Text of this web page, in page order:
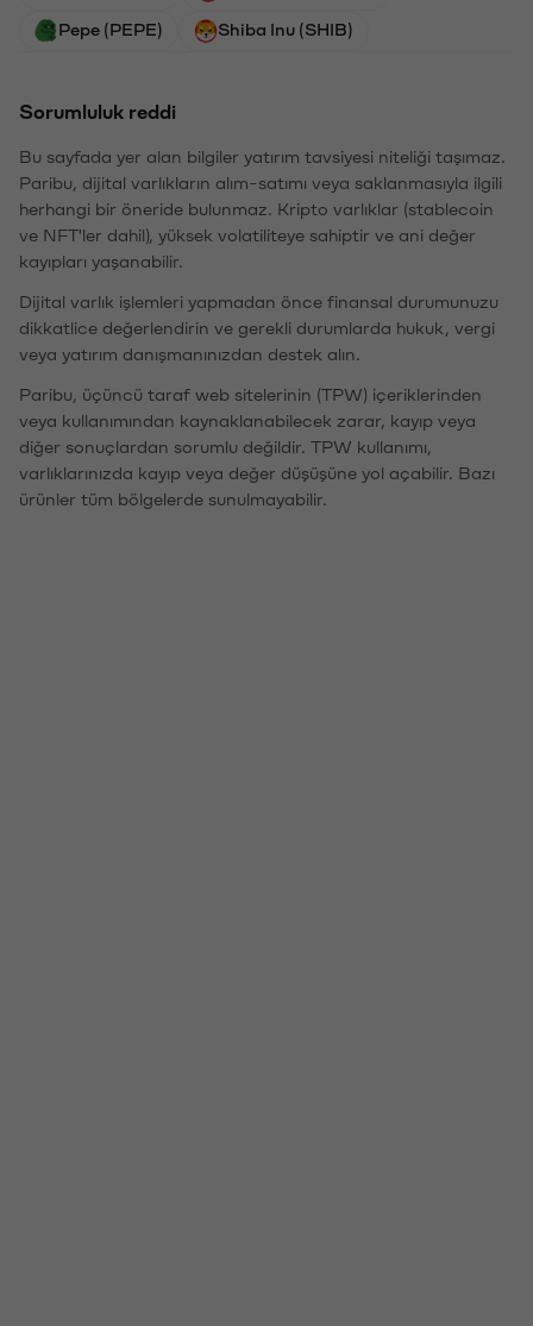
Pepe (PEPE) Shiba Inu (SHIB)
Sorumluluk reddi
Bu sayfada yer alan bilgiler yatırım tavsiyesi niteliği taşımaz.
Paribu, dijital varlıkların alım-satımı veya saklanmasıyla ilgili
herhangi bir öneride bulunmaz. Kripto varlıklar (stablecoin
ve NFT'ler dahil), yüksek volatiliteye sahiptir ve ani değer
kayıpları yaşanabilir.
Dijital varlık işlemleri yapmadan önce finansal durumunuzu
dikkatlice değerlendirin ve gerekli durumlarda hukuk, vergi
veya yatırım danışmanınızdan destek alın.
Paribu, üçüncü taraf web sitelerinin (TPW) içeriklerinden
veya kullanımından kaynaklanabilecek zarar, kayıp veya
diğer sonuçlardan sorumlu değildir. TPW kullanımı,
varlıklarınızda kayıp veya değer düşüşüne yol açabilir. Bazı
ürünler tüm bölgelerde sunulmayabilir.